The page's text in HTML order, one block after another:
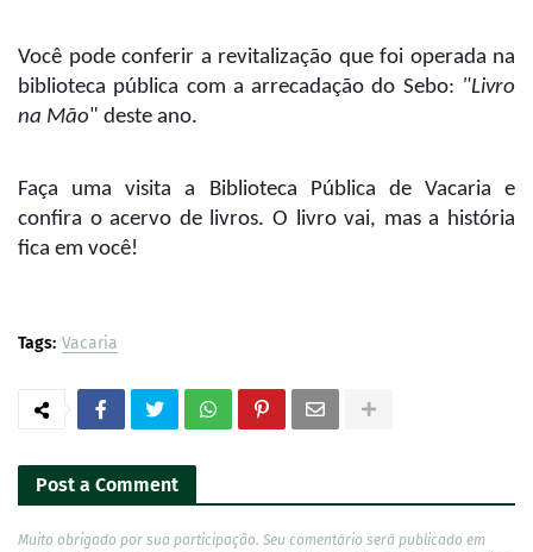
Você pode conferir a revitalização que foi operada na
biblioteca pública com a arrecadação do Sebo: "Livro
na Mão" deste ano.
Faça uma visita a Biblioteca Pública de Vacaria e
confira o acervo de livros. O livro vai, mas a história
fica em você!
Tags: Vacaria
Post a Comment
Muito obrigado por sua participação. Seu comentário será publicado em